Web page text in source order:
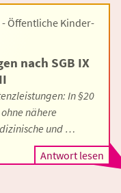
Öffentliche Kinder-
nach SGB IX
In §20
nähere
und …
Antwort lesen